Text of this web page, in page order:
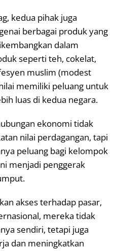
kedua pihak juga
berbagai produk yang
dalam
seperti teh, cokelat,
muslim (modest
memiliki peluang untuk
luas di kedua negara.
ekonomi tidak
nilai perdagangan, tapi
peluang bagi kelompok
menjadi penggerak
akses terhadap pasar,
mereka tidak
sendiri, tetapi juga
dan meningkatkan